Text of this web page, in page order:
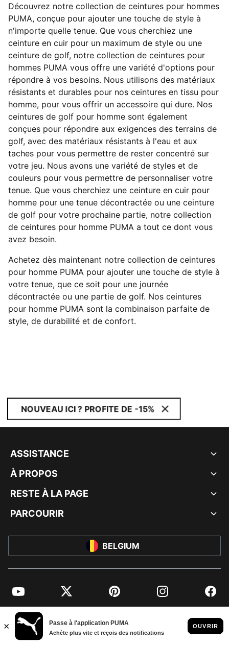
Découvrez notre collection de ceintures pour hommes
PUMA, conçue pour ajouter une touche de style à
n'importe quelle tenue. Que vous cherchiez une
ceinture en cuir pour un maximum de style ou une
ceinture de golf, notre collection de ceintures pour
hommes PUMA vous offre une variété d'options pour
répondre à vos besoins. Nous utilisons des matériaux
résistants et durables pour nos ceintures en tissu pour
homme, pour vous offrir un accessoire qui dure. Nos
ceintures de golf pour homme sont également
conçues pour répondre aux exigences des terrains de
golf, avec des matériaux résistants à l'eau et aux
taches pour vous permettre de rester concentré sur
votre jeu. Nous avons une variété de styles et de
couleurs pour vous permettre de personnaliser votre
tenue. Que vous cherchiez une ceinture en cuir pour
homme pour une tenue décontractée ou une ceinture
de golf pour votre prochaine partie, notre collection
de ceintures pour homme PUMA a tout ce dont vous
avez besoin.
Achetez dès maintenant notre collection de ceintures
pour homme PUMA pour ajouter une touche de style à
votre tenue, que ce soit pour une journée
décontractée ou une partie de golf. Nos ceintures
pour homme PUMA sont la combinaison parfaite de
style, de durabilité et de confort.
NOUVEAU ICI ? PROFITE DE -15%
ASSISTANCE
À PROPOS
RESTE À LA PAGE
PARCOURIR
BELGIUM
YouTube Twitter Pinterest Instagram
© PUMA EUROPE GMBH, 2026. TOUS DROITS RÉSERVÉS
MENTIONS ET DONNÉES LÉGALES